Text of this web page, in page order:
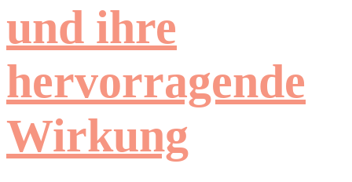
und ihre
hervorragende
Wirkung